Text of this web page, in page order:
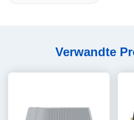
Verwandte